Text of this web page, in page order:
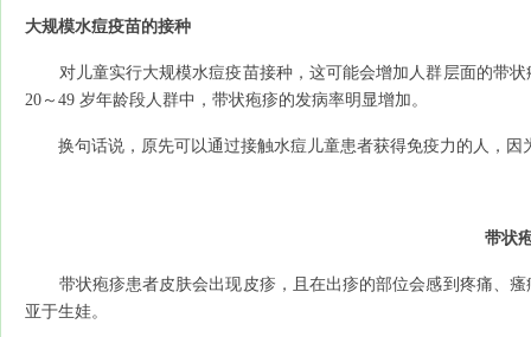
大规模水痘疫苗的接种
对儿童实行大规模水痘疫苗接种，这可能会增加人群层面的带状
20～49 岁年龄段人群中，带状疱疹的发病率明显增加。
换句话说，原先可以通过接触水痘儿童患者获得免疫力的人，因
带状
带状疱疹患者皮肤会出现皮疹，且在出疹的部位会感到疼痛、瘙
亚于生娃。